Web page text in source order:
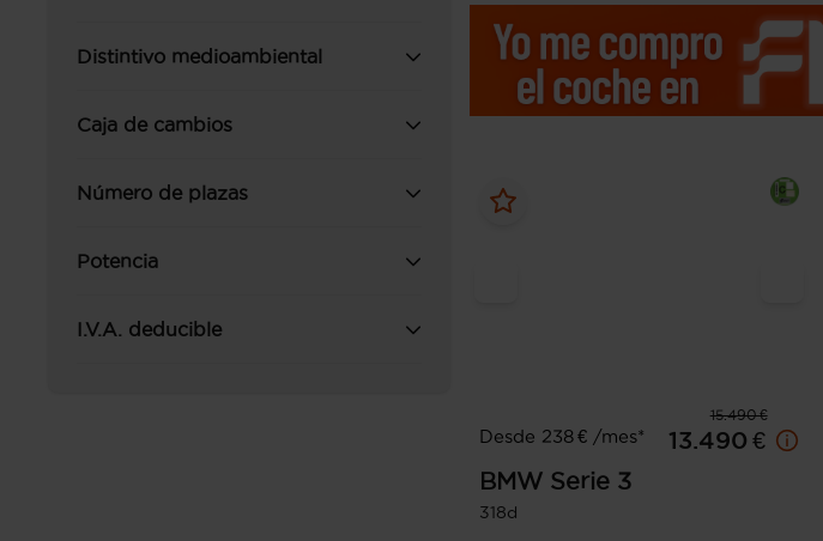
Distintivo medioambiental
Caja de cambios
Número de plazas
Potencia
I.V.A. deducible
15.490 €
Desde 238 € /mes*
13.490 €
BMW Serie 3
318d